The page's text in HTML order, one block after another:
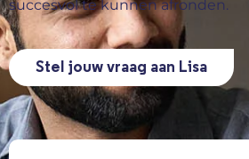
succesvol te kunnen afronden.
Stel jouw vraag aan Lisa